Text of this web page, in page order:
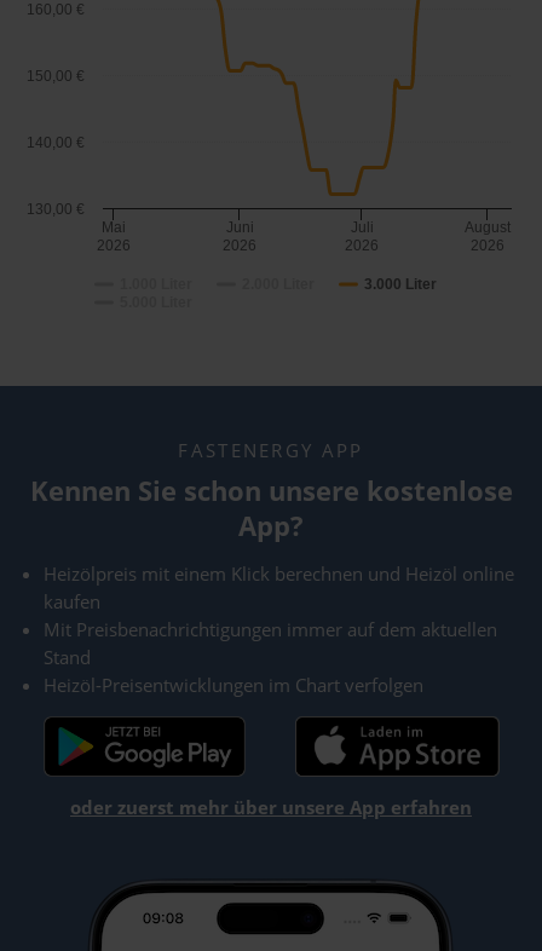
3.000 Liter
Mai
2026
Juni
2026
Juli
2026
August
2026
130,00 €
140,00 €
150,00 €
160,00 €
FASTENERGY APP
Kennen Sie schon unsere kostenlose
App?
Heizölpreis mit einem Klick berechnen und Heizöl online
kaufen
Mit Preisbenachrichtigungen immer auf dem aktuellen
Stand
Heizöl-Preisentwicklungen im Chart verfolgen
oder zuerst mehr über unsere App erfahren